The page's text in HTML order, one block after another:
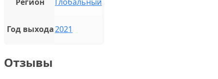
Год выхода2021
Отзывы